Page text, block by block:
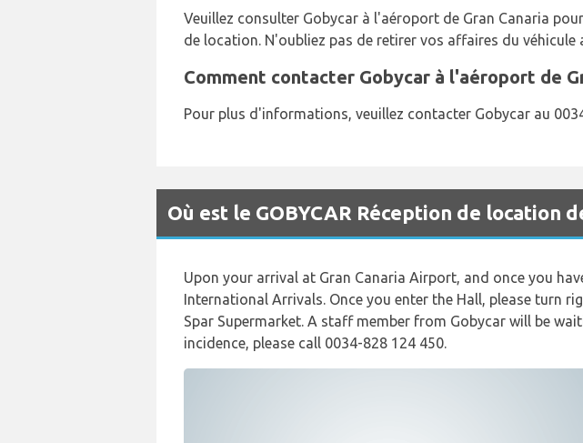
Veuillez consulter Gobycar à l'aéroport de Gran Canaria
de location. N'oubliez pas de retirer vos affaires du véhicule
Comment contacter Gobycar à l'aéroport de
Pour plus d'informations, veuillez contacter Gobycar au
Où est le GOBYCAR Réception de location
Upon your arrival at Gran Canaria Airport, and once you
International Arrivals. Once you enter the Hall, please turn
Spar Supermarket. A staff member from Gobycar will be
incidence, please call 0034-828 124 450.